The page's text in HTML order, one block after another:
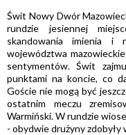
Świt Nowy Dwór
rundzie jesiennej
skandowania imienia i
województwa
sentymentów. Świt
punktami na koncie, co
Goście nie mogą być
ostatnim meczu
Warmiński. W rundzie
- obydwie drużyny